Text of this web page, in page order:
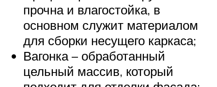
прочна и влагостойка, в
основном служит материалом
для сборки несущего каркаса;
Вагонка – обработанный
цельный массив, который